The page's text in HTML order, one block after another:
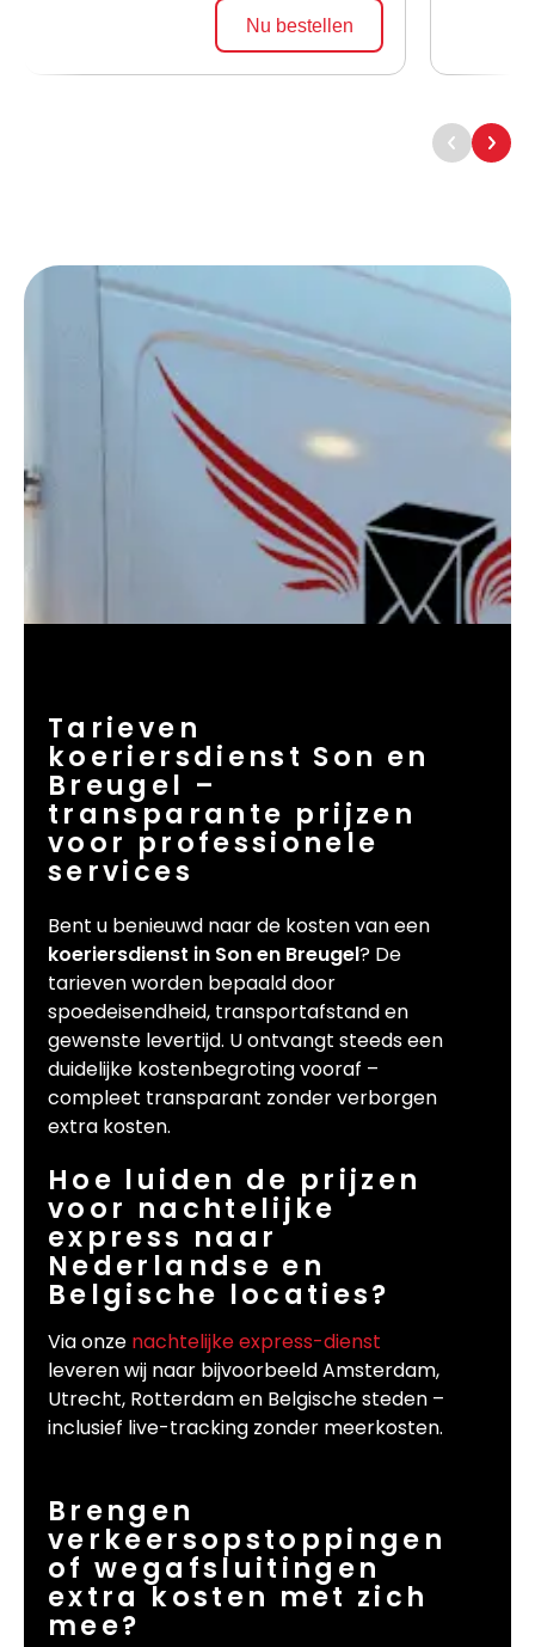
Nu bestellen
Tarieven
koeriersdienst Son en
Breugel –
transparante prijzen
voor professionele
services
Bent u benieuwd naar de kosten van een
koeriersdienst in Son en Breugel? De
tarieven worden bepaald door
spoedeisendheid, transportafstand en
gewenste levertijd. U ontvangt steeds een
duidelijke kostenbegroting vooraf –
compleet transparant zonder verborgen
extra kosten.
Hoe luiden de prijzen
voor nachtelijke
express naar
Nederlandse en
Belgische locaties?
Via onze nachtelijke express-dienst
leveren wij naar bijvoorbeeld Amsterdam,
Utrecht, Rotterdam en Belgische steden –
inclusief live-tracking zonder meerkosten.
Brengen
verkeersopstoppingen
of wegafsluitingen
extra kosten met zich
mee?